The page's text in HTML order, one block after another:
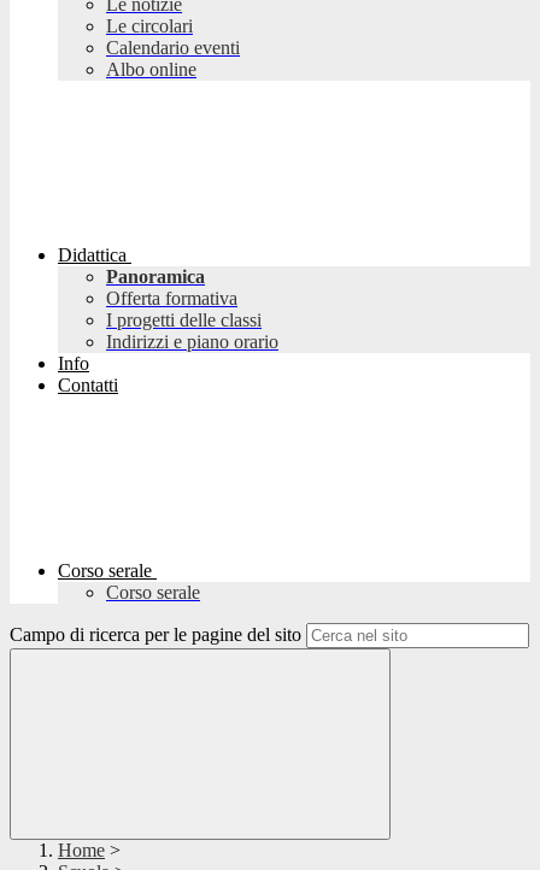
Le notizie
Le circolari
Calendario eventi
Albo online
Didattica
Panoramica
Offerta formativa
I progetti delle classi
Indirizzi e piano orario
Info
Contatti
Corso serale
Corso serale
Campo di ricerca per le pagine del sito
Home >